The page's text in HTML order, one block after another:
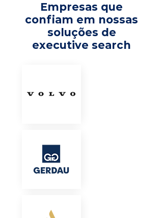
Empresas que
confiam em nossas
soluções de
executive search